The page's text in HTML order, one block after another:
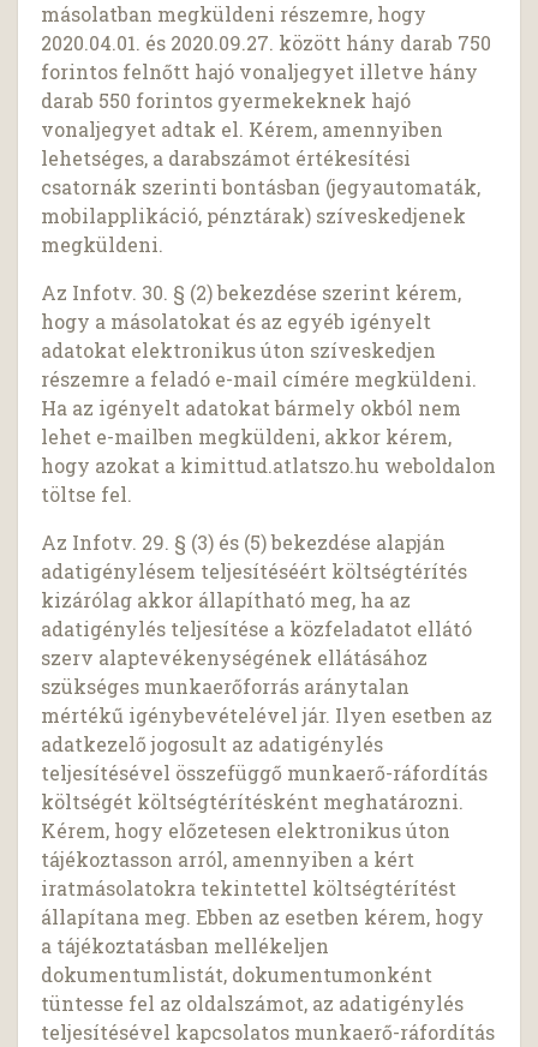
másolatban megküldeni részemre, hogy
2020.04.01. és 2020.09.27. között hány darab 750
forintos felnőtt hajó vonaljegyet illetve hány
darab 550 forintos gyermekeknek hajó
vonaljegyet adtak el. Kérem, amennyiben
lehetséges, a darabszámot értékesítési
csatornák szerinti bontásban (jegyautomaták,
mobilapplikáció, pénztárak) szíveskedjenek
megküldeni.
Az Infotv. 30. § (2) bekezdése szerint kérem,
hogy a másolatokat és az egyéb igényelt
adatokat elektronikus úton szíveskedjen
részemre a feladó e-mail címére megküldeni.
Ha az igényelt adatokat bármely okból nem
lehet e-mailben megküldeni, akkor kérem,
hogy azokat a kimittud.atlatszo.hu weboldalon
töltse fel.
Az Infotv. 29. § (3) és (5) bekezdése alapján
adatigénylésem teljesítéséért költségtérítés
kizárólag akkor állapítható meg, ha az
adatigénylés teljesítése a közfeladatot ellátó
szerv alaptevékenységének ellátásához
szükséges munkaerőforrás aránytalan
mértékű igénybevételével jár. Ilyen esetben az
adatkezelő jogosult az adatigénylés
teljesítésével összefüggő munkaerő-ráfordítás
költségét költségtérítésként meghatározni.
Kérem, hogy előzetesen elektronikus úton
tájékoztasson arról, amennyiben a kért
iratmásolatokra tekintettel költségtérítést
állapítana meg. Ebben az esetben kérem, hogy
a tájékoztatásban mellékeljen
dokumentumlistát, dokumentumonként
tüntesse fel az oldalszámot, az adatigénylés
teljesítésével kapcsolatos munkaerő-ráfordítás